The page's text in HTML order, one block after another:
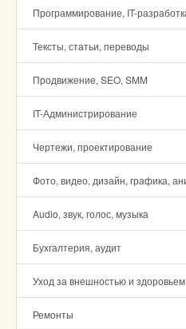
Программирование, IT-
Тексты, статьи, переводы
Продвижение, SEO, SMM
IT-Администрирование
Чертежи, проектирование
Фото, видео, дизайн, графика,
Audio, звук, голос, музыка
Бухгалтерия, аудит
Уход за внешностью и здоровьем
Ремонты